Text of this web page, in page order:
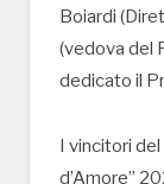
Boiardi
(vedova del
dedicato il
I vincitori
d’Amore”